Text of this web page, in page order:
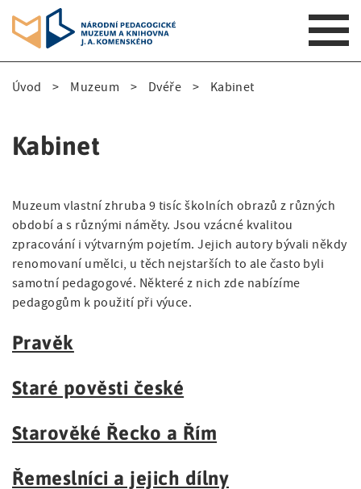
r
e
č
k
o
v
n
a
Úvod Muzeum Dvéře Kabinet
Kabinet
Muzeum vlastní zhruba 9 tisíc školních obrazů z různých
období a s různými náměty. Jsou vzácné kvalitou
zpracování i výtvarným pojetím. Jejich autory bývali někdy
renomovaní umělci, u těch nejstarších to ale často byli
samotní pedagogové. Některé z nich zde nabízíme
pedagogům k použití při výuce.
Pravěk
Staré pověsti české
Starověké Řecko a Řím
Řemeslníci a jejich dílny